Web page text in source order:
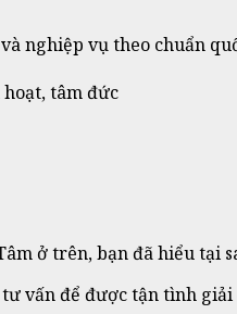
nghiệp vụ theo chuẩn
tâm đức
ở trên, bạn đã hiểu tại
vấn để được tận tình giải